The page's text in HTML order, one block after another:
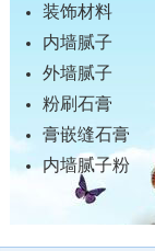
装饰材料
内墙腻子
外墙腻子
粉刷石膏
膏嵌缝石膏
内墙腻子粉